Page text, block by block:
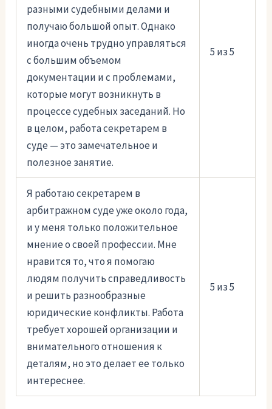
разными судебными делами и
получаю большой опыт. Однако
иногда очень трудно управляться
с большим объемом
документации и с проблемами,
которые могут возникнуть в
процессе судебных заседаний. Но
в целом, работа секретарем в
суде — это замечательное и
полезное занятие.
5 из 5
Я работаю секретарем в
арбитражном суде уже около года,
и у меня только положительное
мнение о своей профессии. Мне
нравится то, что я помогаю
людям получить справедливость
и решить разнообразные
юридические конфликты. Работа
требует хорошей организации и
внимательного отношения к
деталям, но это делает ее только
интереснее.
5 из 5